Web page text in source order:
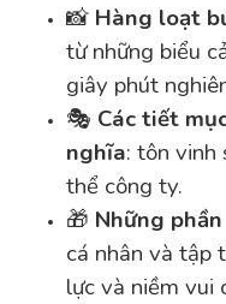
📸 Hàng loạt
từ những biểu
giây phút
🎭 Các tiết
nghĩa: tôn vinh
thể công ty.
🎁 Những
cá nhân và tập
lực và niềm vui